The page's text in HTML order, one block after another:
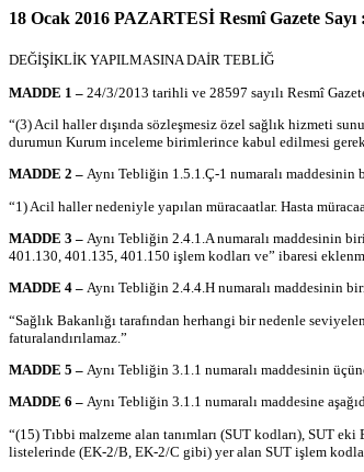
18 Ocak 2016 PAZARTESİ Resmî Gazete
DEĞİŞİKLİK YAPILMASINA DAİR TEBLİĞ
MADDE 1 – 24/3/2013 tarihli ve 28597 sayılı Resmî
“(3) Acil haller dışında sözleşmesiz özel sağlık hizmeti
durumun Kurum inceleme birimlerince kabul edilmesi
MADDE 2 – Aynı Tebliğin 1.5.1.Ç-1 numaralı
“1) Acil haller nedeniyle yapılan müracaatlar. Hasta
MADDE 3 – Aynı Tebliğin 2.4.1.A numaralı maddesinin
401.130, 401.135, 401.150 işlem kodları ve” ibaresi
MADDE 4 – Aynı Tebliğin 2.4.4.H numaralı maddesinin
“Sağlık Bakanlığı tarafından herhangi bir nedenle
faturalandırılamaz.”
MADDE 5 – Aynı Tebliğin 3.1.1 numaralı maddesinin
MADDE 6 – Aynı Tebliğin 3.1.1 numaralı maddesine
“(15) Tıbbi malzeme alan tanımları (SUT kodları), SUT
listelerinde (EK-2/B, EK-2/C gibi) yer alan SUT işlem